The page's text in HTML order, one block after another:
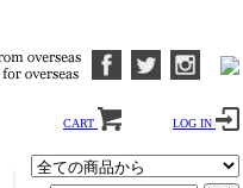
CART LOG IN